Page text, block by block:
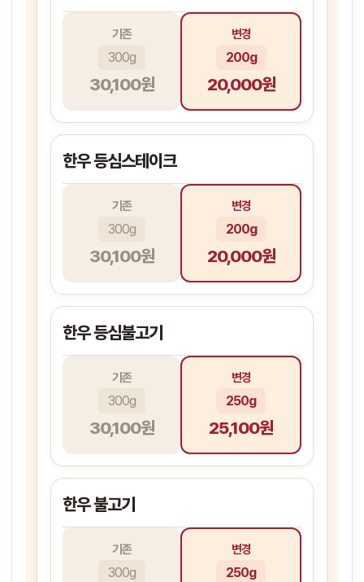
기존
30,100원
300g
변경
20,000원
200g
한우 등심스테이크
기존
30,100원
300g
변경
20,000원
200g
한우 등심불고기
기존
30,100원
300g
변경
25,100원
250g
한우 불고기
기존
300g
변경
250g